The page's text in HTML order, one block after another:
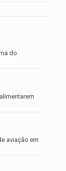
do
aviação em